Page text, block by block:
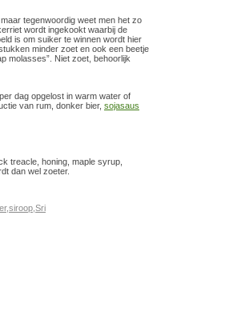
tegenwoordig weet men het zo
wordt ingekookt waarbij de
is om suiker te winnen wordt hier
minder zoet en ook een beetje
molasses”. Niet zoet, behoorlijk
dag opgelost in warm water of
van rum, donker bier, sojasaus
treacle, honing, maple syrup,
dan wel zoeter.
,siroop Sri